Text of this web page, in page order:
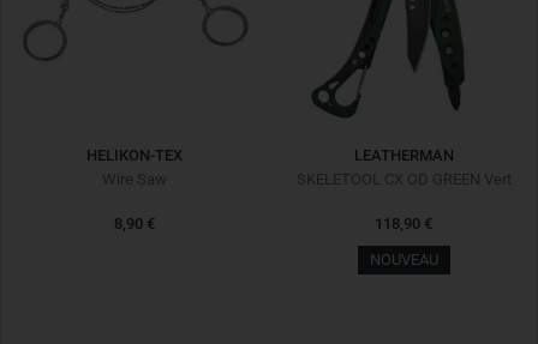
HELIKON-TEX
Wire Saw
8,90 €
LEATHERMAN
SKELETOOL CX OD GREEN Vert
118,90 €
NOUVEAU